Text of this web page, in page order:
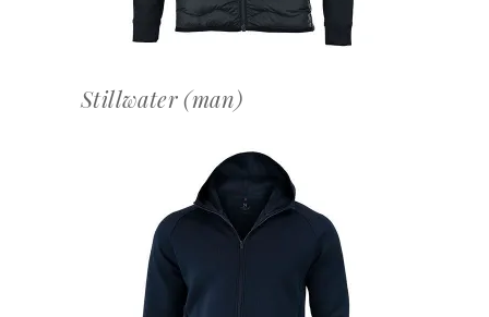
Stillwater (man)
OFFERTEAANVRAAG